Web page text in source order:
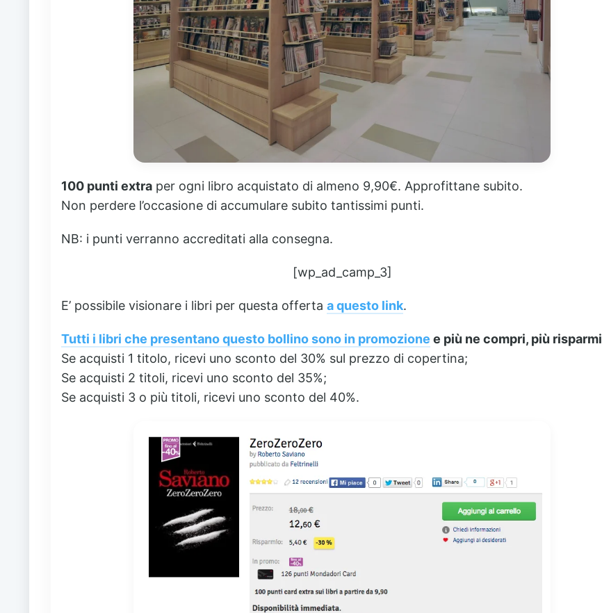
100 punti extra per ogni libro acquistato di almeno 9,90€. Approfittane subito.
Non perdere l’occasione di accumulare subito tantissimi punti.
NB: i punti verranno accreditati alla consegna.
[wp_ad_camp_3]
E’ possibile visionare i libri per questa offerta a questo link.
Tutti i libri che presentano questo bollino sono in promozione e più ne compri, più risparmi
Se acquisti 1 titolo, ricevi uno sconto del 30% sul prezzo di copertina;
Se acquisti 2 titoli, ricevi uno sconto del 35%;
Se acquisti 3 o più titoli, ricevi uno sconto del 40%.